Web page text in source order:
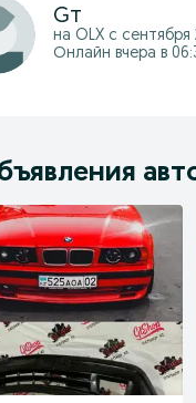
Gт
на OLX с сентября
Онлайн вчера в